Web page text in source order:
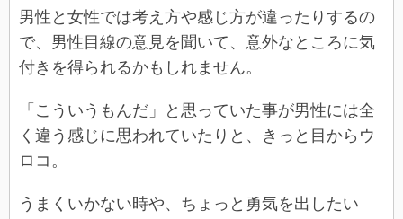
男性と女性では考え方や感じ方が違ったりするの
で、男性目線の意見を聞いて、意外なところに気
付きを得られるかもしれません。
「こういうもんだ」と思っていた事が男性には全
く違う感じに思われていたりと、きっと目からウ
ロコ。
うまくいかない時や、ちょっと勇気を出したい